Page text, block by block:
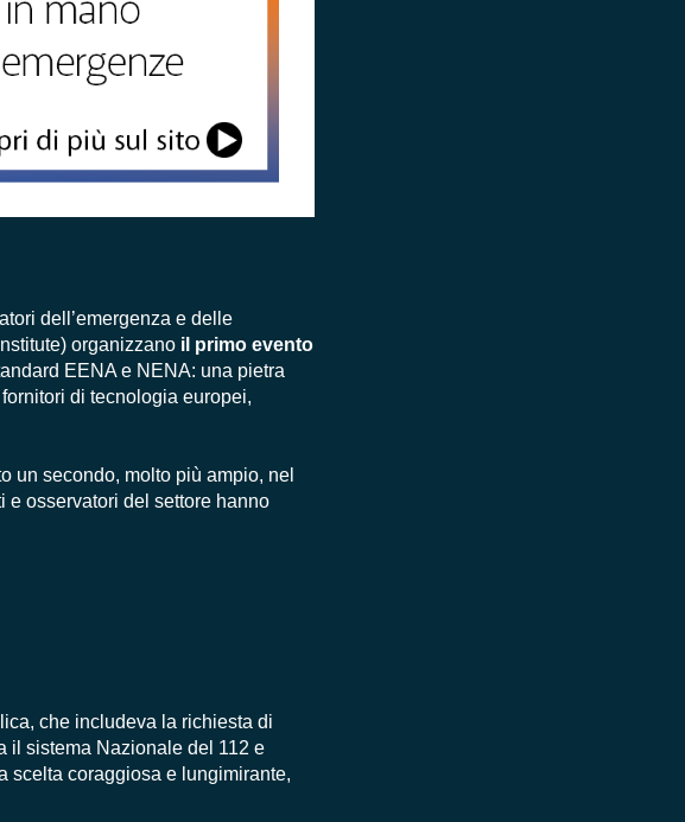
dell’emergenza e delle
organizzano il primo evento
EENA e NENA: una pietra
di tecnologia europei,
un secondo, molto più ampio, nel
e osservatori del settore hanno
che includeva la richiesta di
il sistema Nazionale del 112 e
scelta coraggiosa e lungimirante,